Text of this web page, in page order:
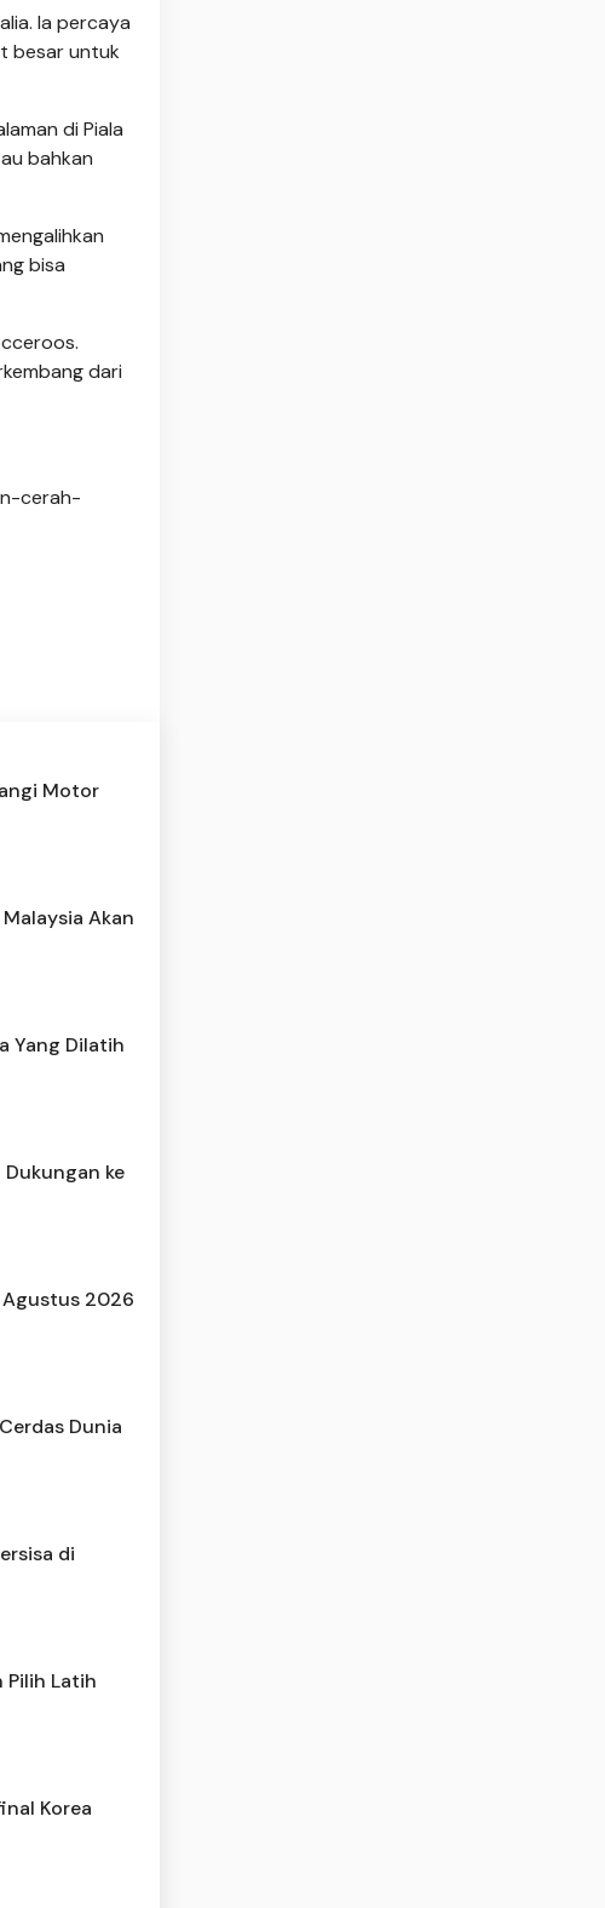
Ia percaya
besar untuk
di Piala
bahkan
bisa
dari
cerah-
Motor
Akan
Yang Dilatih
ke
Agustus 2026
Dunia
di
Pilih Latih
Korea